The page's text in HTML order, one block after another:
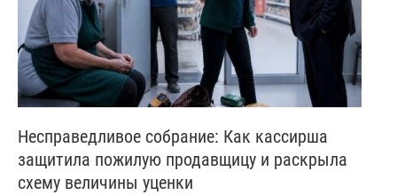
Несправедливое собрание: Как кассирша
защитила пожилую продавщицу и раскрыла
схему величины уценки